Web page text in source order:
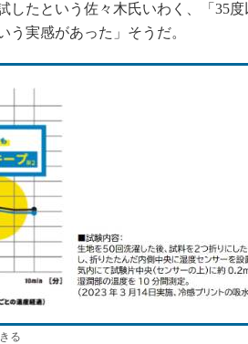
したという佐々木氏いわく、「35
う実感があった」そうだ。
る